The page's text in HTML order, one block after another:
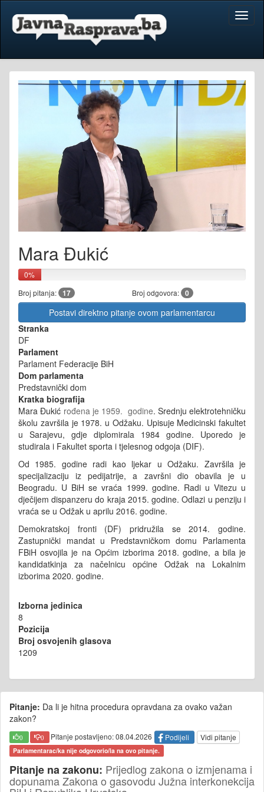
Mara Đukić
0%
Broj pitanja: 17 Broj odgovora: 0
Postavi direktno pitanje ovom parlamentarcu
Stranka
DF
Parlament
Parlament Federacije BiH
Dom parlamenta
Predstavnički dom
Kratka biografija
Mara Đukić rođena je 1959. godine. Srednju elektrotehničku
školu završila je 1978. u Odžaku. Upisuje Medicinski fakultet
u Sarajevu, gdje diplomirala 1984 godine. Uporedo je
studirala i Fakultet sporta i tjelesnog odgoja (DIF).
Od 1985. godine radi kao ljekar u Odžaku. Završila je
specijalizaciju iz pedijatrije, a završni dio obavila je u
Beogradu. U BiH se vraća 1999. godine. Radi u Vitezu u
dječijem dispanzeru do kraja 2015. godine. Odlazi u penziju i
vraća se u Odžak u aprilu 2016. godine.
Demokratskoj fronti (DF) pridružila se 2014. godine.
Zastupnički mandat u Predstavničkom domu Parlamenta
FBiH osvojila je na Općim izborima 2018. godine, a bila je
kandidatkinja za načelnicu općine Odžak na Lokalnim
izborima 2020. godine.
Izborna jedinica
8
Pozicija
Broj osvojenih glasova
1209
Pitanje: Da li je hitna procedura opravdana za ovako važan
zakon?
0 0 Pitanje postavljeno: 08.04.2026 Podijeli Vidi pitanje
Parlamentarac/ka nije odgovorio/la na ovo pitanje.
Pitanje na zakonu: Prijedlog zakona o izmjenama i
dopunama Zakona o gasovodu Južna interkonekcija